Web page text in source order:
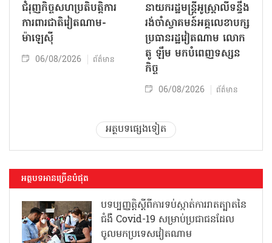
ជំរុញកិច្ចសហប្រតិបត្តិការ
ការពារជាតិវៀតណាម-
ម៉ាឡេស៊ី
06/08/2026 ព័ត៌មាន
នាយករដ្ឋមន្ត្រីអូស្ត្រាលីទន្ទឹង
រង់ចាំស្វាគមន៍អគ្គលេខាបក្ស
ប្រធានរដ្ឋវៀតណាម លោក
តូ ឡឹម មកបំពេញទស្សន
កិច្ច
06/08/2026 ព័ត៌មាន
អត្ថបទផ្សេងទៀត
អត្ថបទអានច្រើនបំផុត
បទប្បញ្ញត្តិស្តីពីការទប់ស្កាត់ការរាតត្បាតនៃ
ជំងឺ Covid-19 សម្រាប់ប្រជាជនដែល
ចូលមកប្រទេសវៀតណាម